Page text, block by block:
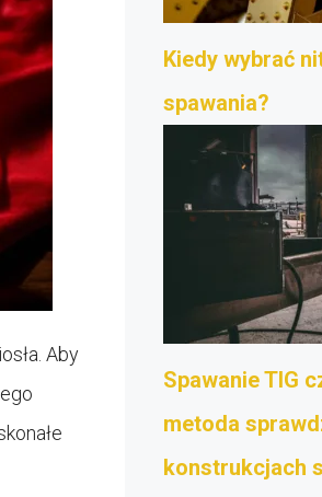
Aby
Kiedy wybrać
spawania?
Spawanie TIG
metoda
konstrukcjach